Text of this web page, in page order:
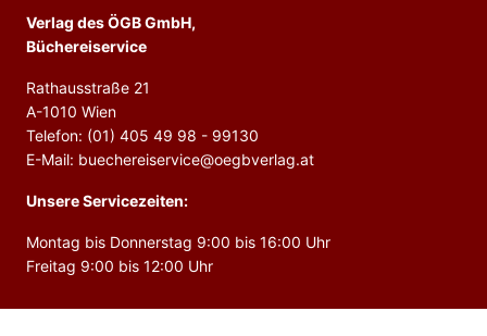
Verlag des ÖGB GmbH,
Büchereiservice
Rathausstraße 21
A-1010 Wien
Telefon: (01) 405 49 98 - 99130
E-Mail: buechereiservice@oegbverlag.at
Unsere Servicezeiten:
Montag bis Donnerstag 9:00 bis 16:00 Uhr
Freitag 9:00 bis 12:00 Uhr